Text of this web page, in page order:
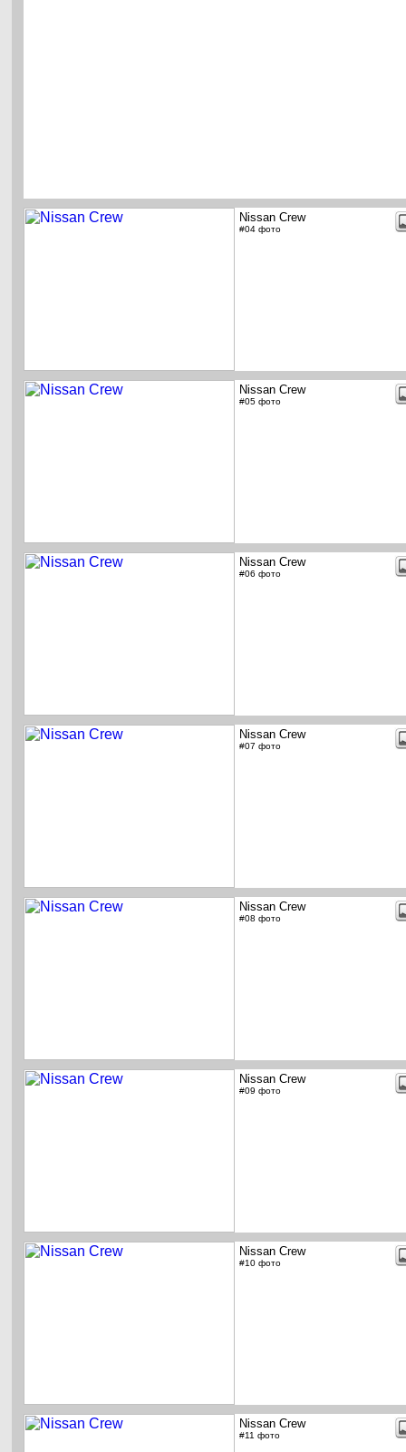
Nissan Crew
#04 фото
Nissan Crew
#05 фото
Nissan Crew
#06 фото
Nissan Crew
#07 фото
Nissan Crew
#08 фото
Nissan Crew
#09 фото
Nissan Crew
#10 фото
Nissan Crew
#11 фото